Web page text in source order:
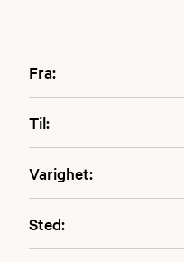
Fra:
Til:
Varighet:
Sted: